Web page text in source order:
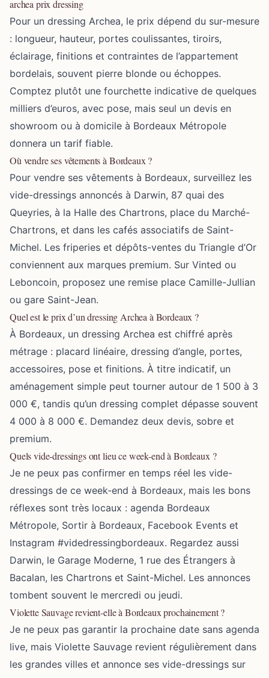
archea prix dressing
Pour un dressing Archea, le prix dépend du sur-mesure
: longueur, hauteur, portes coulissantes, tiroirs,
éclairage, finitions et contraintes de l’appartement
bordelais, souvent pierre blonde ou échoppes.
Comptez plutôt une fourchette indicative de quelques
milliers d’euros, avec pose, mais seul un devis en
showroom ou à domicile à Bordeaux Métropole
donnera un tarif fiable.
Où vendre ses vêtements à Bordeaux ?
Pour vendre ses vêtements à Bordeaux, surveillez les
vide-dressings annoncés à Darwin, 87 quai des
Queyries, à la Halle des Chartrons, place du Marché-
Chartrons, et dans les cafés associatifs de Saint-
Michel. Les friperies et dépôts-ventes du Triangle d’Or
conviennent aux marques premium. Sur Vinted ou
Leboncoin, proposez une remise place Camille-Jullian
ou gare Saint-Jean.
Quel est le prix d’un dressing Archea à Bordeaux ?
À Bordeaux, un dressing Archea est chiffré après
métrage : placard linéaire, dressing d’angle, portes,
accessoires, pose et finitions. À titre indicatif, un
aménagement simple peut tourner autour de 1 500 à 3
000 €, tandis qu’un dressing complet dépasse souvent
4 000 à 8 000 €. Demandez deux devis, sobre et
premium.
Quels vide-dressings ont lieu ce week-end à Bordeaux ?
Je ne peux pas confirmer en temps réel les vide-
dressings de ce week-end à Bordeaux, mais les bons
réflexes sont très locaux : agenda Bordeaux
Métropole, Sortir à Bordeaux, Facebook Events et
Instagram #videdressingbordeaux. Regardez aussi
Darwin, le Garage Moderne, 1 rue des Étrangers à
Bacalan, les Chartrons et Saint-Michel. Les annonces
tombent souvent le mercredi ou jeudi.
Violette Sauvage revient-elle à Bordeaux prochainement ?
Je ne peux pas garantir la prochaine date sans agenda
live, mais Violette Sauvage revient régulièrement dans
les grandes villes et annonce ses vide-dressings sur